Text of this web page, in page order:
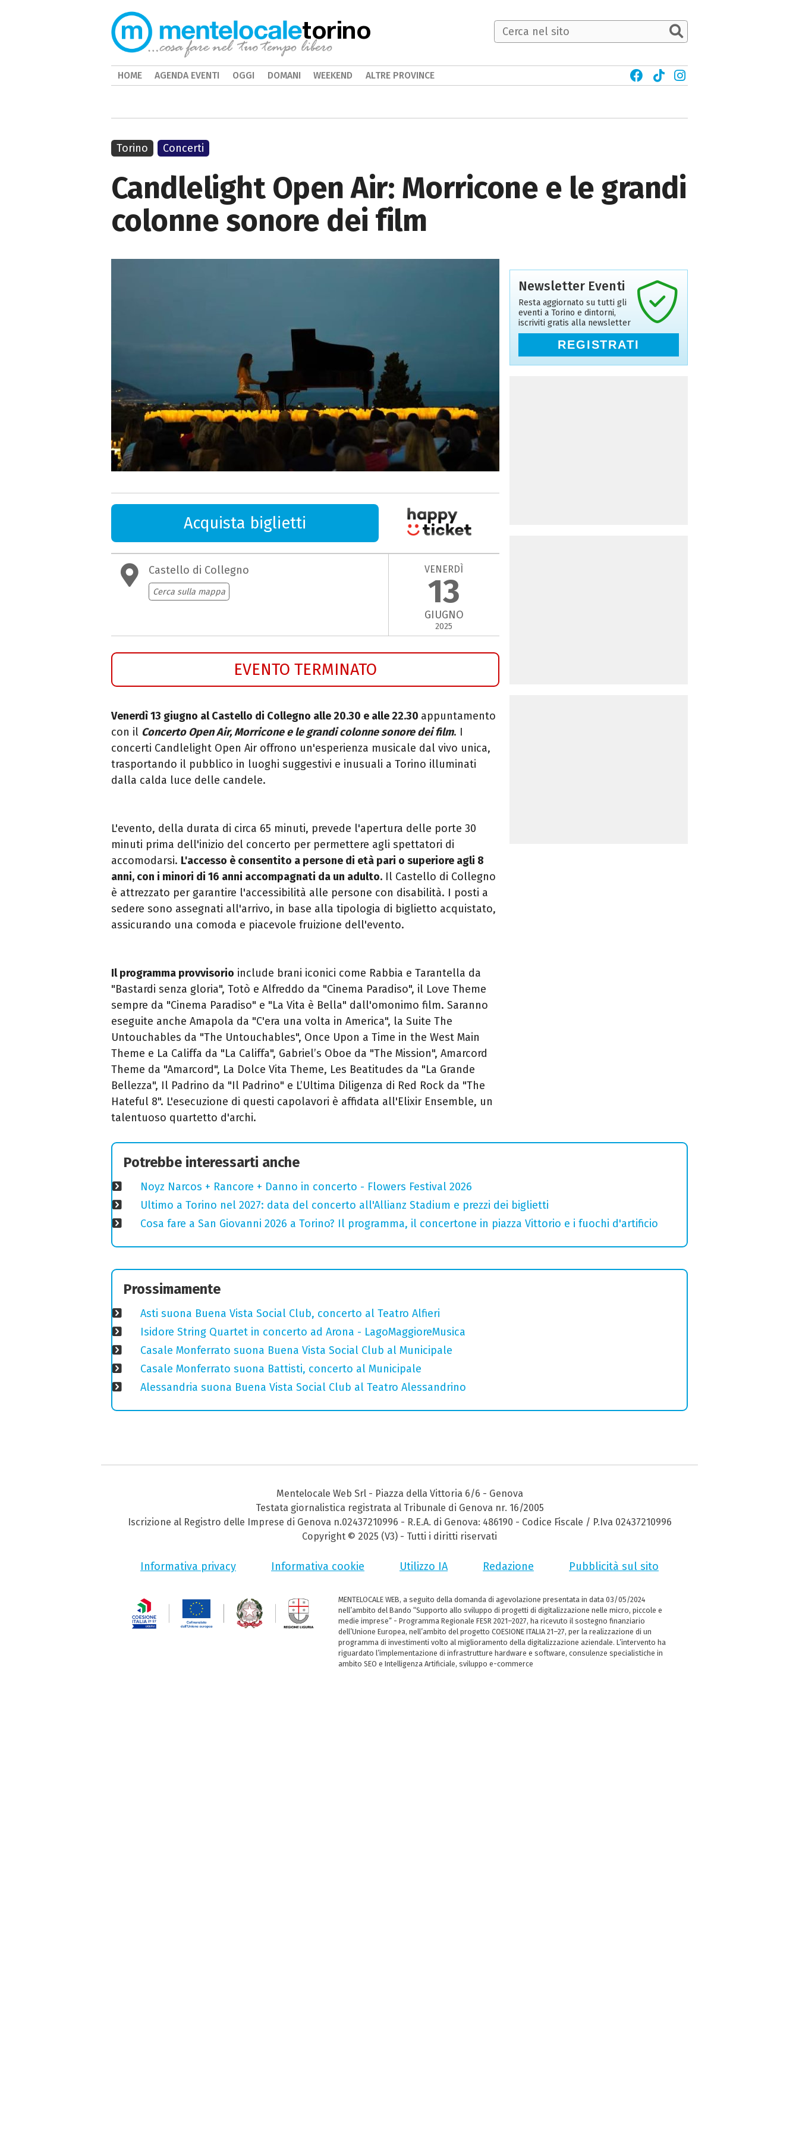
Candlelight Open Air: Morricone e le grandi
colonne sonore dei film
Acquista biglietti
Castello di Collegno
Cerca sulla mappa
VENERDÌ
13
GIUGNO
2025
EVENTO TERMINATO
Venerdì 13 giugno al Castello di Collegno alle 20.30 e alle 22.30 appuntamento
con il Concerto Open Air, Morricone e le grandi colonne sonore dei film. I
concerti Candlelight Open Air offrono un'esperienza musicale dal vivo unica,
trasportando il pubblico in luoghi suggestivi e inusuali a Torino illuminati
dalla calda luce delle candele.
L'evento, della durata di circa 65 minuti, prevede l'apertura delle porte 30
minuti prima dell'inizio del concerto per permettere agli spettatori di
accomodarsi. L'accesso è consentito a persone di età pari o superiore agli 8
anni, con i minori di 16 anni accompagnati da un adulto. Il Castello di Collegno
è attrezzato per garantire l'accessibilità alle persone con disabilità. I posti a
sedere sono assegnati all'arrivo, in base alla tipologia di biglietto acquistato,
assicurando una comoda e piacevole fruizione dell'evento.
Il programma provvisorio include brani iconici come Rabbia e Tarantella da
"Bastardi senza gloria", Totò e Alfreddo da "Cinema Paradiso", il Love Theme
sempre da "Cinema Paradiso" e "La Vita è Bella" dall'omonimo film. Saranno
eseguite anche Amapola da "C'era una volta in America", la Suite The
Untouchables da "The Untouchables", Once Upon a Time in the West Main
Theme e La Califfa da "La Califfa", Gabriel’s Oboe da "The Mission", Amarcord
Theme da "Amarcord", La Dolce Vita Theme, Les Beatitudes da "La Grande
Bellezza", Il Padrino da "Il Padrino" e L’Ultima Diligenza di Red Rock da "The
Hateful 8". L'esecuzione di questi capolavori è affidata all'Elixir Ensemble, un
talentuoso quartetto d'archi.
Torino Concerti
Newsletter Eventi
Resta aggiornato su tutti gli
eventi a Torino e dintorni,
iscriviti gratis alla newsletter
REGISTRATI
Potrebbe interessarti anche
Noyz Narcos + Rancore + Danno in concerto - Flowers Festival 2026
Ultimo a Torino nel 2027: data del concerto all'Allianz Stadium e prezzi dei biglietti
Cosa fare a San Giovanni 2026 a Torino? Il programma, il concertone in piazza Vittorio e i fuochi d'artificio
Prossimamente
Asti suona Buena Vista Social Club, concerto al Teatro Alfieri
Isidore String Quartet in concerto ad Arona - LagoMaggioreMusica
Casale Monferrato suona Buena Vista Social Club al Municipale
Casale Monferrato suona Battisti, concerto al Municipale
Alessandria suona Buena Vista Social Club al Teatro Alessandrino
torino
HOME AGENDA EVENTI OGGI DOMANI WEEKEND ALTRE PROVINCE
Mentelocale Web Srl - Piazza della Vittoria 6/6 - Genova
Testata giornalistica registrata al Tribunale di Genova nr. 16/2005
Iscrizione al Registro delle Imprese di Genova n.02437210996 - R.E.A. di Genova: 486190 - Codice Fiscale / P.Iva 02437210996
Copyright © 2025 (V3) - Tutti i diritti riservati
Informativa privacy Informativa cookie Utilizzo IA Redazione Pubblicità sul sito
MENTELOCALE WEB, a seguito della domanda di agevolazione presentata in data 03/05/2024
nell’ambito del Bando “Supporto allo sviluppo di progetti di digitalizzazione nelle micro, piccole e
medie imprese” - Programma Regionale FESR 2021–2027, ha ricevuto il sostegno finanziario
dell’Unione Europea, nell’ambito del progetto COESIONE ITALIA 21–27, per la realizzazione di un
programma di investimenti volto al miglioramento della digitalizzazione aziendale. L’intervento ha
riguardato l’implementazione di infrastrutture hardware e software, consulenze specialistiche in
ambito SEO e Intelligenza Artificiale, sviluppo e-commerce